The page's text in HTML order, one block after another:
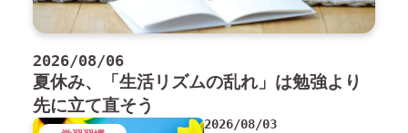
2026/08/06
夏休み、「生活リズムの乱れ」は勉強より
先に立て直そう
2026/08/03